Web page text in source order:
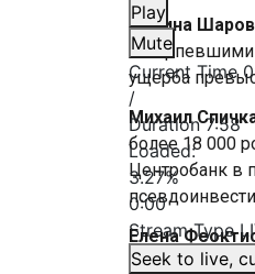
Play
Mute
Current Time
/
Duration7:58
Loaded:
3.27%
0:00
Stream Type
Seek to live,
Дарина
потерпевшими
ущерба
Михаил
более 18 000
Центробанк в
Елена
«вложить